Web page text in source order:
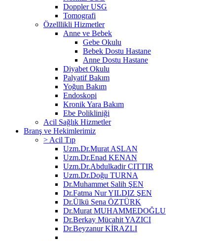
Doppler USG
Tomografi
Özelllikli Hizmetler
Anne ve Bebek
Gebe Okulu
Bebek Dostu Hastane
Anne Dostu Hastane
Diyabet Okulu
Palyatif Bakım
Yoğun Bakım
Endoskopi
Kronik Yara Bakım
Ebe Polikliniği
Acil Sağlık Hizmetler
Branş ve Hekimlerimiz
> Acil Tıp
Uzm.Dr.Murat ASLAN
Uzm.Dr.Enad KENAN
Uzm.Dr.Abdulkadir ÇITTIR
Uzm.Dr.Doğu TURNA
Dr.Muhammet Salih ŞEN
Dr.Fatma Nur YILDIZ ŞEN
Dr.Ülkü Sena ÖZTÜRK
Dr.Murat MUHAMMEDOĞLU
Dr.Berkay Mücahit YAZICI
Dr.Beyzanur KİRAZLI